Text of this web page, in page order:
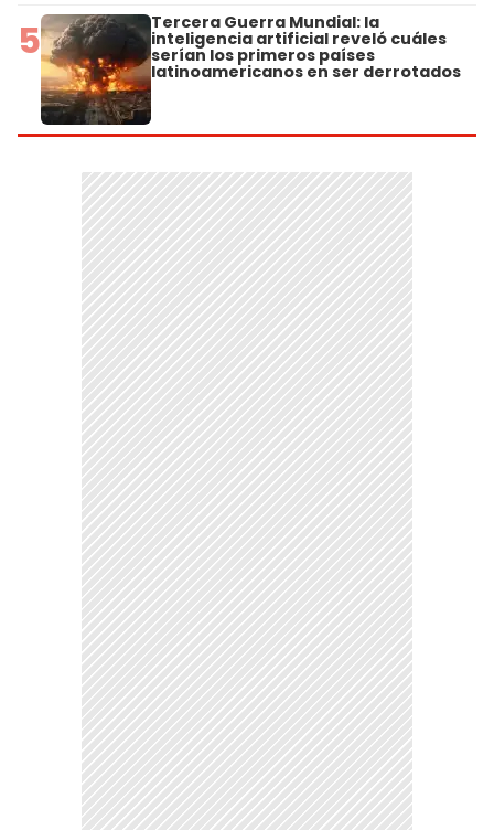
5 Tercera Guerra Mundial: la
inteligencia artificial reveló cuáles
serían los primeros países
latinoamericanos en ser derrotados